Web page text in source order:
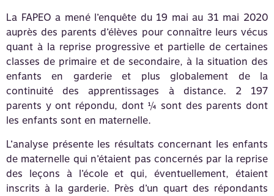
La FAPEO a mené l’enquête du 19 mai au 31 mai 2020
auprès des parents d’élèves pour connaître leurs vécus
quant à la reprise progressive et partielle de certaines
classes de primaire et de secondaire, à la situation des
enfants en garderie et plus globalement de la
continuité des apprentissages à distance. 2 197
parents y ont répondu, dont ¼ sont des parents dont
les enfants sont en maternelle.
L’analyse présente les résultats concernant les enfants
de maternelle qui n’étaient pas concernés par la reprise
des leçons à l’école et qui, éventuellement, étaient
inscrits à la garderie. Près d’un quart des répondants